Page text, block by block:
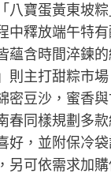
八寶蛋黃東坡
中釋放端午特
蘊含時間淬鍊
則主打甜粽市
密豆沙，蜜香
春同樣規劃多
好，並附保冷
另可依需求加購